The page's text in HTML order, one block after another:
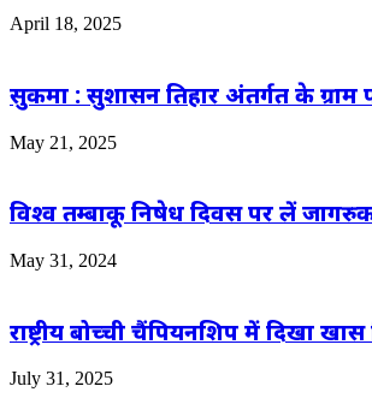
April 18, 2025
सुकमा : सुशासन तिहार अंतर्गत के ग्राम
May 21, 2025
विश्व तम्बाकू निषेध दिवस पर लें
May 31, 2024
राष्ट्रीय बोच्ची चैंपियनशिप में दिखा
July 31, 2025